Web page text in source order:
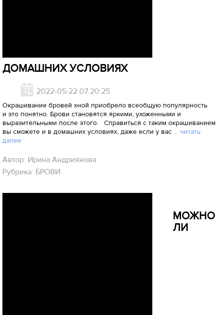
ДОМАШНИХ УСЛОВИЯХ
2022-05-22 07:20:25
Окрашивание бровей хной приобрело всеобщую популярность
и это понятно. Брови становятся яркими, ухоженными и
выразительными после этого. Справиться с таким окрашиванием
вы сможете и в домашних условиях, даже если у вас ... читать
далее
Автор: Ирина Андриянова
Рубрика: БРОВИ
МОЖНО
ЛИ